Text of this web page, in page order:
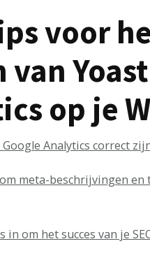
voor
Yoast
op je
Analytics correct
meta-beschrijvingen
in om het succes van je